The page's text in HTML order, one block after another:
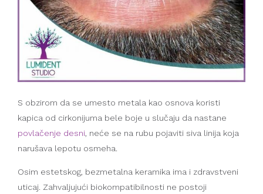
S obzirom da se umesto metala kao osnova koristi
kapica od cirkonijuma bele boje u slučaju da nastane
povlačenje desni , neće se na rubu pojaviti siva linija koja
narušava lepotu osmeha.
Osim estetskog, bezmetalna keramika ima i zdravstveni
uticaj. Zahvaljujući biokompatibilnosti ne postoji